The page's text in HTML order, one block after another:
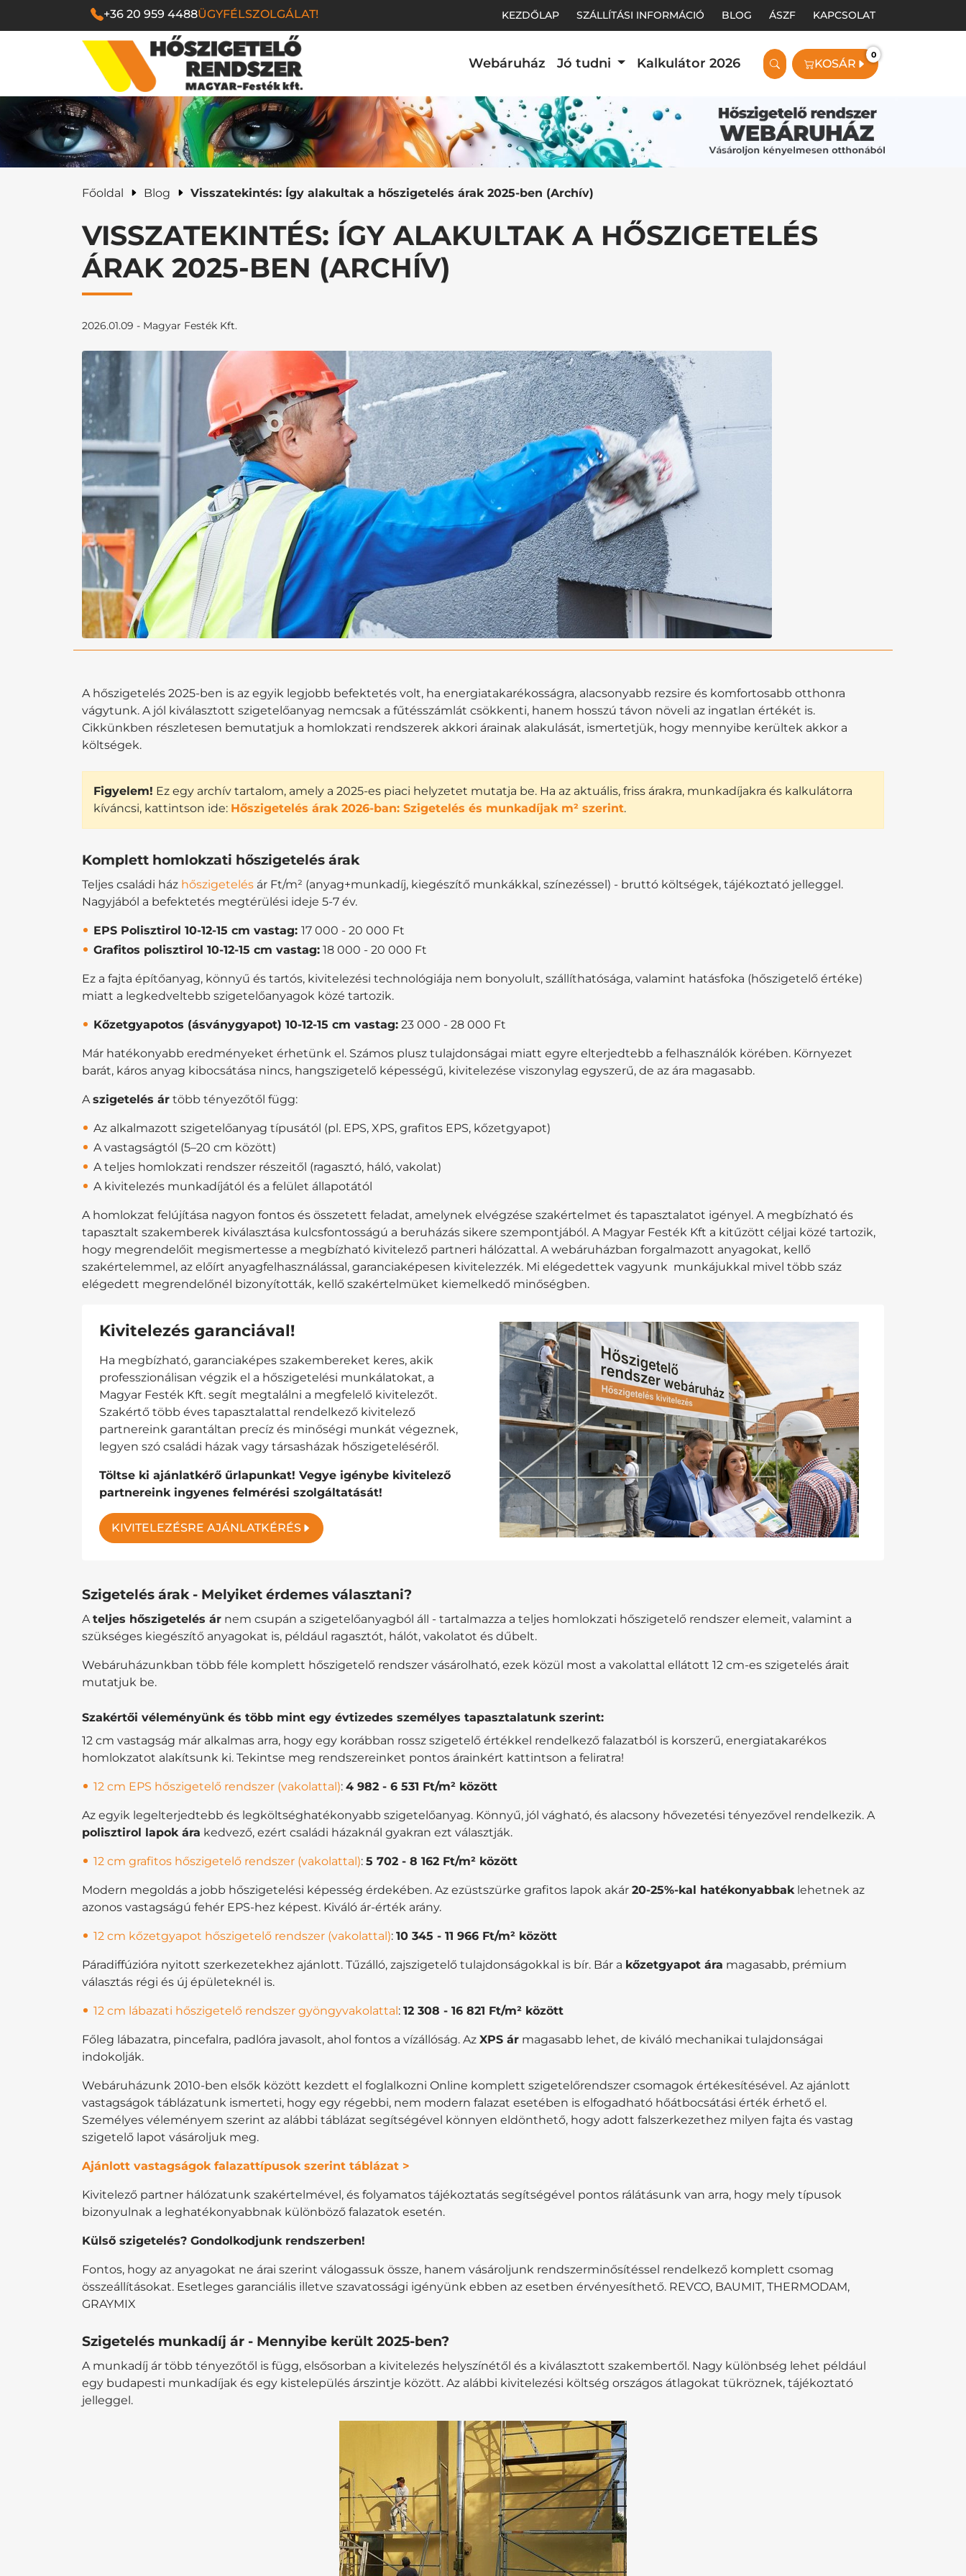
+36 20 959 4488ÜGYFÉLSZOLGÁLAT! KEZDŐLAP SZÁLLÍTÁSI INFORMÁCIÓ BLOG ÁSZF KAPCSOLAT
Magyar Festék Kft.
Webáruház Jó tudni Kalkulátor 2026 KOSÁR
0
Főoldal Blog Visszatekintés: Így alakultak a hőszigetelés árak 2025-ben (Archív)
VISSZATEKINTÉS: ÍGY ALAKULTAK A HŐSZIGETELÉS
ÁRAK 2025-BEN (ARCHÍV)
2026.01.09 - Magyar Festék Kft.
A hőszigetelés 2025-ben is az egyik legjobb befektetés volt, ha energiatakarékosságra, alacsonyabb rezsire és komfortosabb otthonra
vágytunk. A jól kiválasztott szigetelőanyag nemcsak a fűtésszámlát csökkenti, hanem hosszú távon növeli az ingatlan értékét is.
Cikkünkben részletesen bemutatjuk a homlokzati rendszerek akkori árainak alakulását, ismertetjük, hogy mennyibe kerültek akkor a
költségek.
Figyelem! Ez egy archív tartalom, amely a 2025-es piaci helyzetet mutatja be. Ha az aktuális, friss árakra, munkadíjakra és kalkulátorra
kíváncsi, kattintson ide: Hőszigetelés árak 2026-ban: Szigetelés és munkadíjak m² szerint.
Komplett homlokzati hőszigetelés árak
Teljes családi ház hőszigetelés ár Ft/m² (anyag+munkadíj, kiegészítő munkákkal, színezéssel) - bruttó költségek, tájékoztató jelleggel.
Nagyjából a befektetés megtérülési ideje 5-7 év.
EPS Polisztirol 10-12-15 cm vastag: 17 000 - 20 000 Ft
Grafitos polisztirol 10-12-15 cm vastag: 18 000 - 20 000 Ft
Ez a fajta építőanyag, könnyű és tartós, kivitelezési technológiája nem bonyolult, szállíthatósága, valamint hatásfoka (hőszigetelő értéke)
miatt a legkedveltebb szigetelőanyagok közé tartozik.
Kőzetgyapotos (ásványgyapot) 10-12-15 cm vastag: 23 000 - 28 000 Ft
Már hatékonyabb eredményeket érhetünk el. Számos plusz tulajdonságai miatt egyre elterjedtebb a felhasználók körében. Környezet
barát, káros anyag kibocsátása nincs, hangszigetelő képességű, kivitelezése viszonylag egyszerű, de az ára magasabb.
A szigetelés ár több tényezőtől függ:
Az alkalmazott szigetelőanyag típusától (pl. EPS, XPS, grafitos EPS, kőzetgyapot)
A vastagságtól (5–20 cm között)
A teljes homlokzati rendszer részeitől (ragasztó, háló, vakolat)
A kivitelezés munkadíjától és a felület állapotától
A homlokzat felújítása nagyon fontos és összetett feladat, amelynek elvégzése szakértelmet és tapasztalatot igényel. A megbízható és
tapasztalt szakemberek kiválasztása kulcsfontosságú a beruházás sikere szempontjából. A Magyar Festék Kft a kitűzött céljai közé tartozik,
hogy megrendelőit megismertesse a megbízható kivitelező partneri hálózattal. A webáruházban forgalmazott anyagokat, kellő
szakértelemmel, az előírt anyagfelhasználással, garanciaképesen kivitelezzék. Mi elégedettek vagyunk munkájukkal mivel több száz
elégedett megrendelőnél bizonyították, kellő szakértelmüket kiemelkedő minőségben.
Kivitelezés garanciával!
Ha megbízható, garanciaképes szakembereket keres, akik
professzionálisan végzik el a hőszigetelési munkálatokat, a
Magyar Festék Kft. segít megtalálni a megfelelő kivitelezőt.
Szakértő több éves tapasztalattal rendelkező kivitelező
partnereink garantáltan precíz és minőségi munkát végeznek,
legyen szó családi házak vagy társasházak hőszigeteléséről.
Töltse ki ajánlatkérő űrlapunkat! Vegye igénybe kivitelező
partnereink ingyenes felmérési szolgáltatását!
KIVITELEZÉSRE AJÁNLATKÉRÉS
Szigetelés árak - Melyiket érdemes választani?
A teljes hőszigetelés ár nem csupán a szigetelőanyagból áll - tartalmazza a teljes homlokzati hőszigetelő rendszer elemeit, valamint a
szükséges kiegészítő anyagokat is, például ragasztót, hálót, vakolatot és dűbelt.
Webáruházunkban több féle komplett hőszigetelő rendszer vásárolható, ezek közül most a vakolattal ellátott 12 cm-es szigetelés árait
mutatjuk be.
Szakértői véleményünk és több mint egy évtizedes személyes tapasztalatunk szerint:
12 cm vastagság már alkalmas arra, hogy egy korábban rossz szigetelő értékkel rendelkező falazatból is korszerű, energiatakarékos
homlokzatot alakítsunk ki. Tekintse meg rendszereinket pontos árainkért kattintson a feliratra!
12 cm EPS hőszigetelő rendszer (vakolattal): 4 982 - 6 531 Ft/m² között
Az egyik legelterjedtebb és legköltséghatékonyabb szigetelőanyag. Könnyű, jól vágható, és alacsony hővezetési tényezővel rendelkezik. A
polisztirol lapok ára kedvező, ezért családi házaknál gyakran ezt választják.
12 cm grafitos hőszigetelő rendszer (vakolattal): 5 702 - 8 162 Ft/m² között
Modern megoldás a jobb hőszigetelési képesség érdekében. Az ezüstszürke grafitos lapok akár 20-25%-kal hatékonyabbak lehetnek az
azonos vastagságú fehér EPS-hez képest. Kiváló ár-érték arány.
12 cm kőzetgyapot hőszigetelő rendszer (vakolattal): 10 345 - 11 966 Ft/m² között
Páradiffúzióra nyitott szerkezetekhez ajánlott. Tűzálló, zajszigetelő tulajdonságokkal is bír. Bár a kőzetgyapot ára magasabb, prémium
választás régi és új épületeknél is.
12 cm lábazati hőszigetelő rendszer gyöngyvakolattal: 12 308 - 16 821 Ft/m² között
Főleg lábazatra, pincefalra, padlóra javasolt, ahol fontos a vízállóság. Az XPS ár magasabb lehet, de kiváló mechanikai tulajdonságai
indokolják.
Webáruházunk 2010-ben elsők között kezdett el foglalkozni Online komplett szigetelőrendszer csomagok értékesítésével. Az ajánlott
vastagságok táblázatunk ismerteti, hogy egy régebbi, nem modern falazat esetében is elfogadható hőátbocsátási érték érhető el.
Személyes véleményem szerint az alábbi táblázat segítségével könnyen eldönthető, hogy adott falszerkezethez milyen fajta és vastag
szigetelő lapot vásároljuk meg.
Ajánlott vastagságok falazattípusok szerint táblázat >
Kivitelező partner hálózatunk szakértelmével, és folyamatos tájékoztatás segítségével pontos rálátásunk van arra, hogy mely típusok
bizonyulnak a leghatékonyabbnak különböző falazatok esetén.
Külső szigetelés? Gondolkodjunk rendszerben!
Fontos, hogy az anyagokat ne árai szerint válogassuk össze, hanem vásároljunk rendszerminősítéssel rendelkező komplett csomag
összeállításokat. Esetleges garanciális illetve szavatossági igényünk ebben az esetben érvényesíthető. REVCO, BAUMIT, THERMODAM,
GRAYMIX
Szigetelés munkadíj ár - Mennyibe került 2025-ben?
A munkadíj ár több tényezőtől is függ, elsősorban a kivitelezés helyszínétől és a kiválasztott szakembertől. Nagy különbség lehet például
egy budapesti munkadíjak és egy kistelepülés árszintje között. Az alábbi kivitelezési költség országos átlagokat tükröznek, tájékoztató
jelleggel.